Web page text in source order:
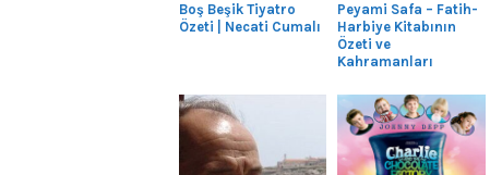
Boş Beşik Tiyatro
Özeti | Necati Cumalı
Peyami Safa – Fatih-
Harbiye Kitabının
Özeti ve
Kahramanları